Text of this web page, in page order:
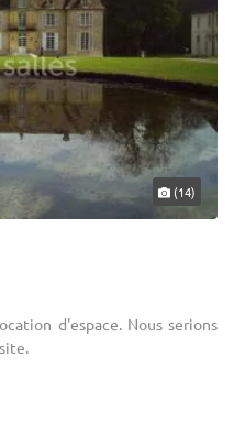
(14)
d'espace. Nous serions